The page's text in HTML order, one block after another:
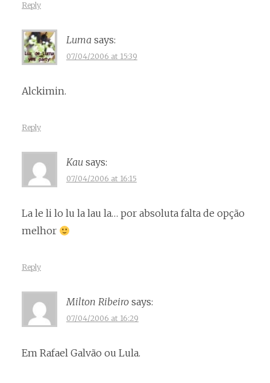
Reply
Luma says:
07/04/2006 at 15:39
Alckimin.
Reply
Kau says:
07/04/2006 at 16:15
La le li lo lu la lau la… por absoluta falta de opção
melhor
Reply
Milton Ribeiro says:
07/04/2006 at 16:29
Em Rafael Galvão ou Lula.